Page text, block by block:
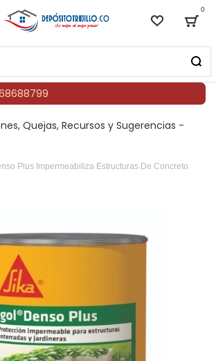
Lista de
0
Quejas, Recursos y Sugerencias -
Plus Impermeabiliza Estructuras De Concreto